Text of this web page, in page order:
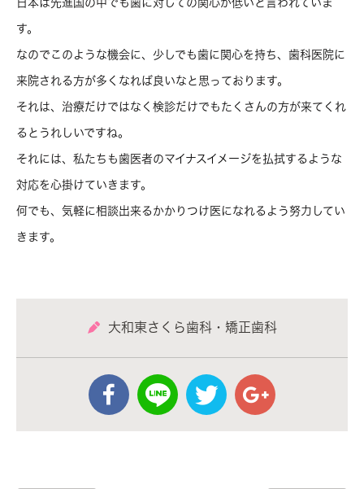
日本は先進国の中でも歯に対しての関心が低いと言われていま
す。
なのでこのような機会に、少しでも歯に関心を持ち、歯科医院に
来院される方が多くなれば良いなと思っております。
それは、治療だけではなく検診だけでもたくさんの方が来てくれ
るとうれしいですね。
それには、私たちも歯医者のマイナスイメージを払拭するような
対応を心掛けていきます。
何でも、気軽に相談出来るかかりつけ医になれるよう努力してい
きます。
大和東さくら歯科・矯正歯科